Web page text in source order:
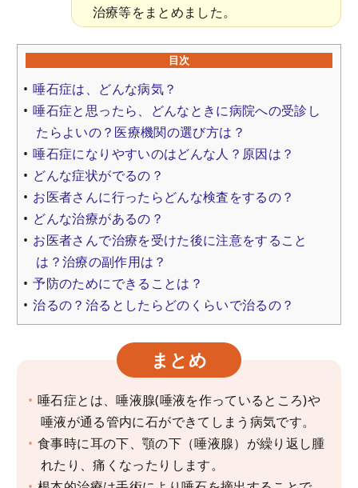
治療等をまとめました。
目次
唾石症は、どんな病気？
唾石症と思ったら、どんなときに病院への受診し
たらよいの？医療機関の選び方は？
唾石症になりやすいのはどんな人？原因は？
どんな症状がでるの？
お医者さんに行ったらどんな検査をするの？
どんな治療があるの？
お医者さんで治療を受けた後に注意をすること
は？治療の副作用は？
予防のためにできることは？
治るの？治るとしたらどのくらいで治るの？
まとめ
唾石症とは、唾液腺(唾液を作っているところ)や
唾液が通る管内に石ができてしまう病気です。
食事時に耳の下、顎の下（唾液腺）が繰り返し腫
れたり、痛くなったりします。